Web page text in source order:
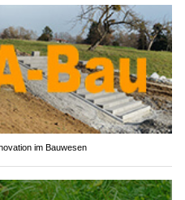
im Bauwesen